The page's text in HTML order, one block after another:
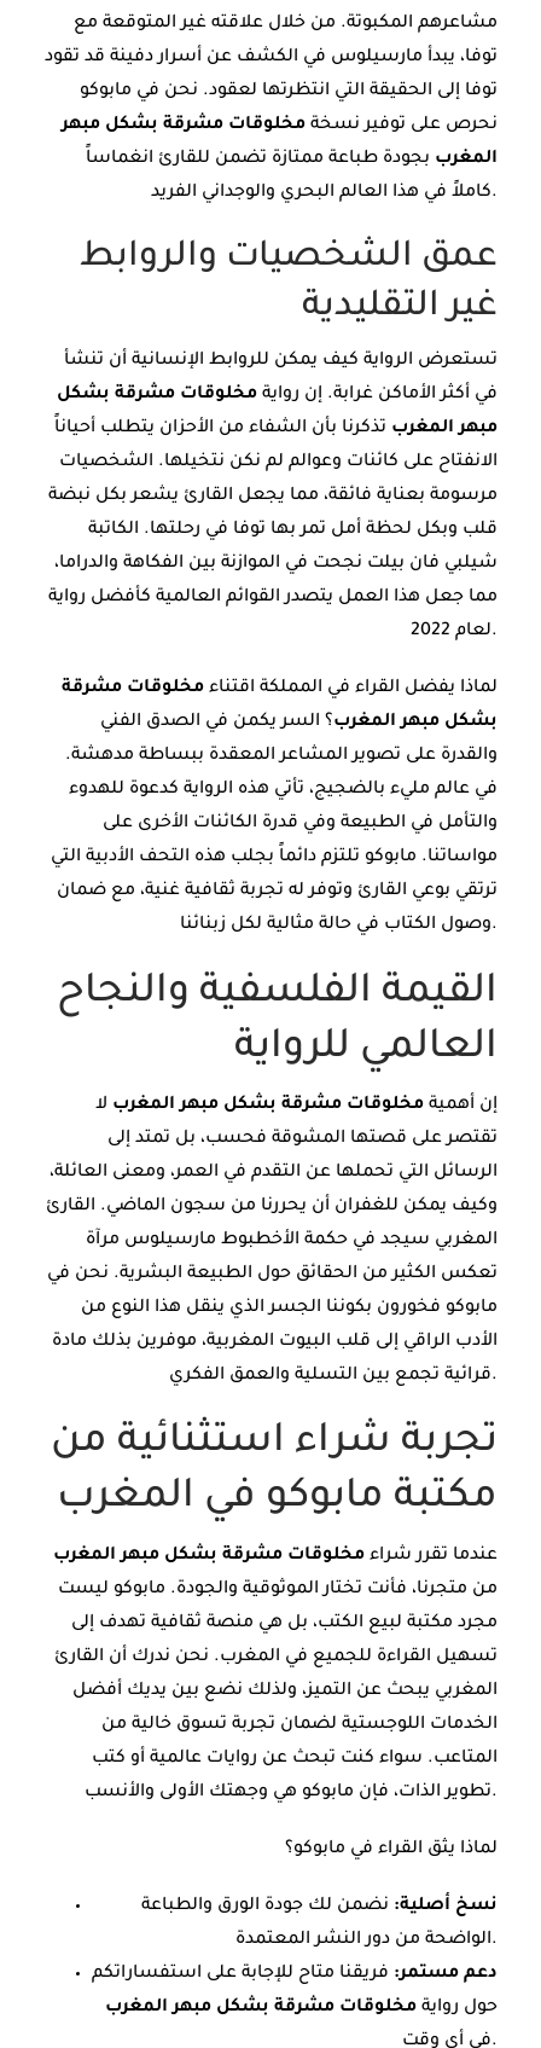
مشاعرهم المكبوتة. من خلال علاقته غير المتوقعة مع
توفا، يبدأ مارسيلوس في الكشف عن أسرار دفينة قد تقود
توفا إلى الحقيقة التي انتظرتها لعقود. نحن في مابوكو
نحرص على توفير نسخة مخلوقات مشرقة بشكل مبهر
المغرب بجودة طباعة ممتازة تضمن للقارئ انغماساً
كاملاً في هذا العالم البحري والوجداني الفريد.
عمق الشخصيات والروابط
غير التقليدية
تستعرض الرواية كيف يمكن للروابط الإنسانية أن تنشأ
في أكثر الأماكن غرابة. إن رواية مخلوقات مشرقة بشكل
مبهر المغرب تذكرنا بأن الشفاء من الأحزان يتطلب أحياناً
الانفتاح على كائنات وعوالم لم نكن نتخيلها. الشخصيات
مرسومة بعناية فائقة، مما يجعل القارئ يشعر بكل نبضة
قلب وبكل لحظة أمل تمر بها توفا في رحلتها. الكاتبة
شيلبي فان بيلت نجحت في الموازنة بين الفكاهة والدراما،
مما جعل هذا العمل يتصدر القوائم العالمية كأفضل رواية
لعام 2022.
لماذا يفضل القراء في المملكة اقتناء مخلوقات مشرقة
بشكل مبهر المغرب؟ السر يكمن في الصدق الفني
والقدرة على تصوير المشاعر المعقدة ببساطة مدهشة.
في عالم مليء بالضجيج، تأتي هذه الرواية كدعوة للهدوء
والتأمل في الطبيعة وفي قدرة الكائنات الأخرى على
مواساتنا. مابوكو تلتزم دائماً بجلب هذه التحف الأدبية التي
ترتقي بوعي القارئ وتوفر له تجربة ثقافية غنية، مع ضمان
وصول الكتاب في حالة مثالية لكل زبنائنا.
القيمة الفلسفية والنجاح
العالمي للرواية
إن أهمية مخلوقات مشرقة بشكل مبهر المغرب لا
تقتصر على قصتها المشوقة فحسب، بل تمتد إلى
الرسائل التي تحملها عن التقدم في العمر، ومعنى العائلة،
وكيف يمكن للغفران أن يحررنا من سجون الماضي. القارئ
المغربي سيجد في حكمة الأخطبوط مارسيلوس مرآة
تعكس الكثير من الحقائق حول الطبيعة البشرية. نحن في
مابوكو فخورون بكوننا الجسر الذي ينقل هذا النوع من
الأدب الراقي إلى قلب البيوت المغربية، موفرين بذلك مادة
قرائية تجمع بين التسلية والعمق الفكري.
تجربة شراء استثنائية من
مكتبة مابوكو في المغرب
عندما تقرر شراء مخلوقات مشرقة بشكل مبهر المغرب
من متجرنا، فأنت تختار الموثوقية والجودة. مابوكو ليست
مجرد مكتبة لبيع الكتب، بل هي منصة ثقافية تهدف إلى
تسهيل القراءة للجميع في المغرب. نحن ندرك أن القارئ
المغربي يبحث عن التميز، ولذلك نضع بين يديك أفضل
الخدمات اللوجستية لضمان تجربة تسوق خالية من
المتاعب. سواء كنت تبحث عن روايات عالمية أو كتب
تطوير الذات، فإن مابوكو هي وجهتك الأولى والأنسب.
لماذا يثق القراء في مابوكو؟
نسخ أصلية: نضمن لك جودة الورق والطباعة
الواضحة من دور النشر المعتمدة.
دعم مستمر: فريقنا متاح للإجابة على استفساراتكم
حول رواية مخلوقات مشرقة بشكل مبهر المغرب
في أي وقت.